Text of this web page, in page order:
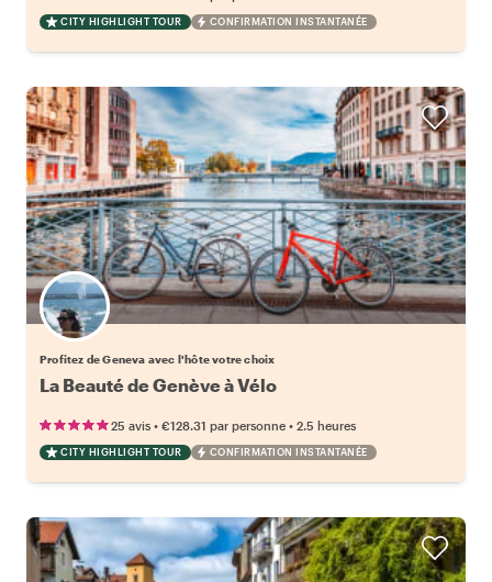
CITY HIGHLIGHT TOUR CONFIRMATION INSTANTANÉE
Choisissez votre local favori
Profitez de Geneva avec l'hôte votre choix
La Beauté de Genève à Vélo
25 avis • €128.31 par personne • 2.5 heures
CITY HIGHLIGHT TOUR CONFIRMATION INSTANTANÉE